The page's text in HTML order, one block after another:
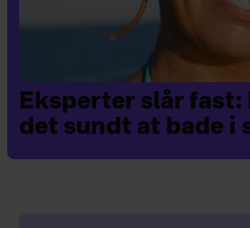
Eksperter slår fast:
det sundt at bade i